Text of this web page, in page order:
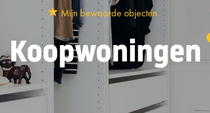
Koopwoningen
Mijn bewaarde objecten